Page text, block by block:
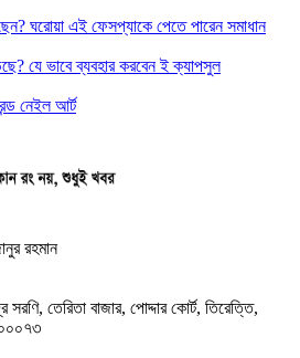
ঘরোয়া এই ফেসপ্যাকে পেতে পারেন সমাধান
যে ভাবে ব্যবহার করবেন ই ক্যাপসুল
নেইল আর্ট
রহমান
সরণি, তেরিতা বাজার, পোদ্দার কোর্ট, তিরেত্তি,